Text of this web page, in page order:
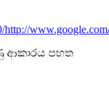
http://
ආකාරය පහත